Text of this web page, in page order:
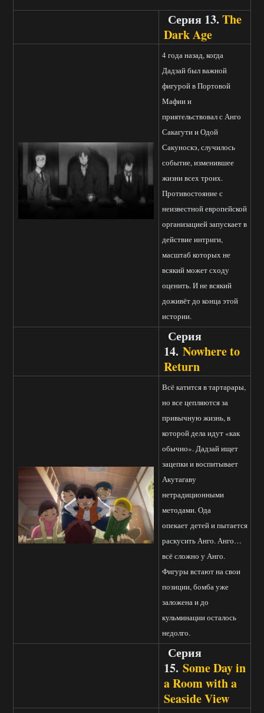
Серия 13. The
Dark Age
4 года назад, когда
Дадзай был важной
фигурой в Портовой
Мафии и
приятельствовал с Анго
Сакагути и Одой
Сакуноскэ, случилось
событие, изменившее
жизни всех троих.
Противостояние с
неизвестной европейской
организацией запускает в
действие интриги,
масштаб которых не
всякий может сходу
оценить. И не всякий
доживёт до конца этой
истории.
Серия
14. Nowhere to
Return
Всё катится в тартарары,
но все цепляются за
привычную жизнь, в
которой дела идут «как
обычно». Дадзай ищет
зацепки и воспитывает
Акутагаву
нетрадиционными
методами. Ода
опекает детей и пытается
раскусить Анго. Анго…
всё сложно у Анго.
Фигуры встают на свои
позиции, бомба уже
заложена и до
кульминации осталось
недолго.
Серия
15. Some Day in
a Room with a
Seaside View